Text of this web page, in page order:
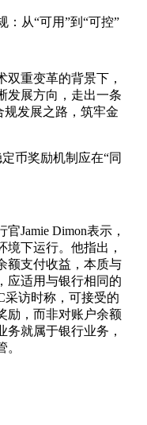
从“可用”到“可控”
重变革的背景下，
发展方向，走出一条
规发展之路，筑牢金
币奖励机制应在“同
Jamie Dimon表示，
下运行。他指出，
额支付收益，本质与
应适用与银行相同的
采访时称，可接受的
励，而非对账户余额
就属于银行业务，